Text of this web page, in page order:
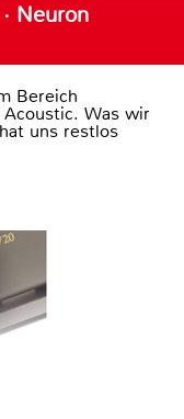
Neuron
Bereich
Acoustic. Was wir
uns restlos